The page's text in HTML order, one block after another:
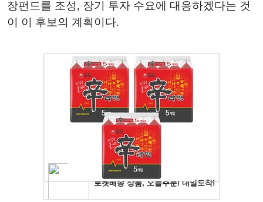
장펀드를 조성, 장기 투자 수요에 대응하겠다는 것
이 이 후보의 계획이다.